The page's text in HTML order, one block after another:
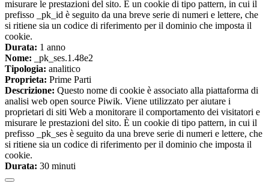
misurare le prestazioni del sito. È un cookie di tipo pattern, in cui il
prefisso _pk_id è seguito da una breve serie di numeri e lettere, che
si ritiene sia un codice di riferimento per il dominio che imposta il
cookie.
Durata: 1 anno
Nome: _pk_ses.1.48e2
Tipologia: analitico
Proprieta: Prime Parti
Descrizione: Questo nome di cookie è associato alla piattaforma di
analisi web open source Piwik. Viene utilizzato per aiutare i
proprietari di siti Web a monitorare il comportamento dei visitatori e
misurare le prestazioni del sito. È un cookie di tipo pattern, in cui il
prefisso _pk_ses è seguito da una breve serie di numeri e lettere, che
si ritiene sia un codice di riferimento per il dominio che imposta il
cookie.
Durata: 30 minuti